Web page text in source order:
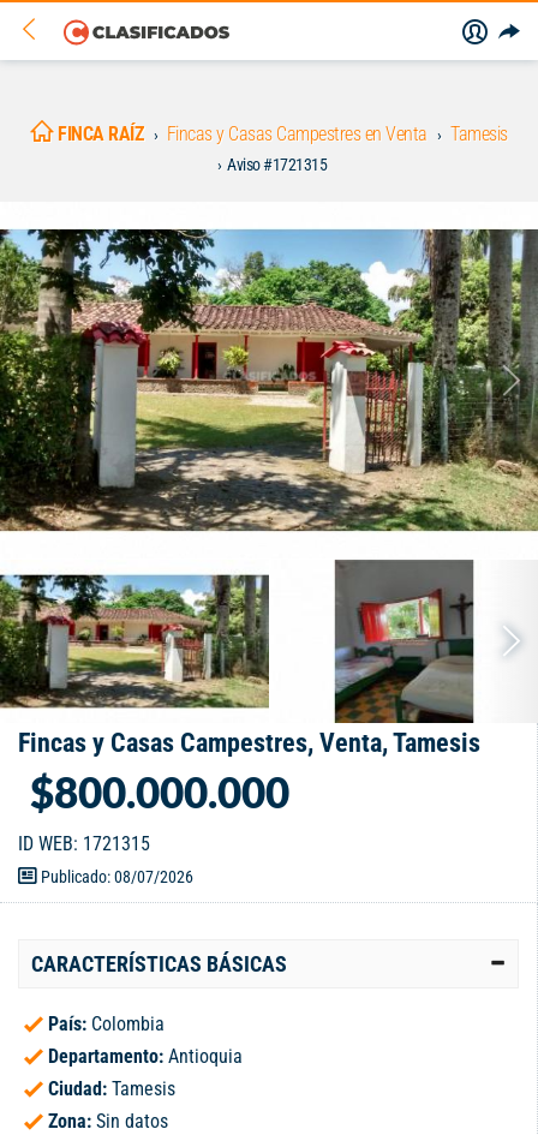
FINCA RAÍZ Fincas y Casas Campestres en Venta Tamesis
Aviso #1721315
Fincas y Casas Campestres, Venta, Tamesis
$800.000.000
ID WEB: 1721315
Publicado: 08/07/2026
CARACTERÍSTICAS BÁSICAS
País: Colombia
Departamento: Antioquia
Ciudad: Tamesis
Zona: Sin datos